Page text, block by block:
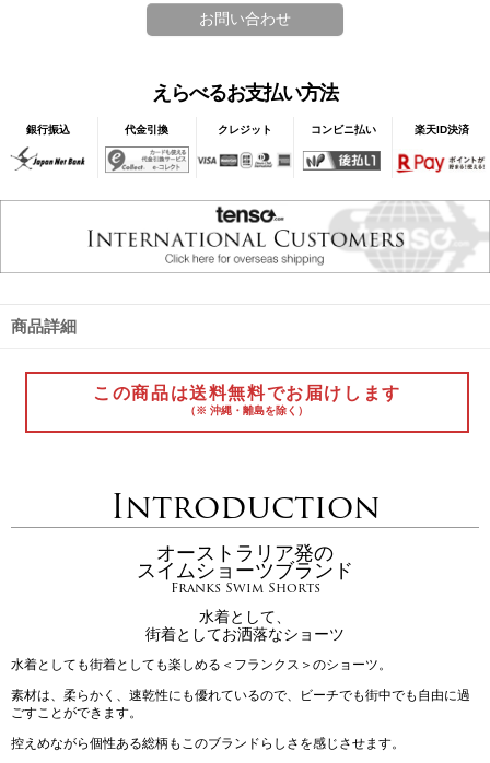
えらべるお支払い方法
銀行振込 代金引換 クレジット コンビニ払い 楽天ID決済
商品詳細
この商品は送料無料でお届けします
（※ 沖縄・離島を除く）
Introduction
オーストラリア発の
スイムショーツブランド
Franks Swim Shorts
水着として、
街着としてお洒落なショーツ
水着としても街着としても楽しめる＜フランクス＞のショーツ。
素材は、柔らかく、速乾性にも優れているので、ビーチでも街中でも自由に過
ごすことができます。
控えめながら個性ある総柄もこのブランドらしさを感じさせます。